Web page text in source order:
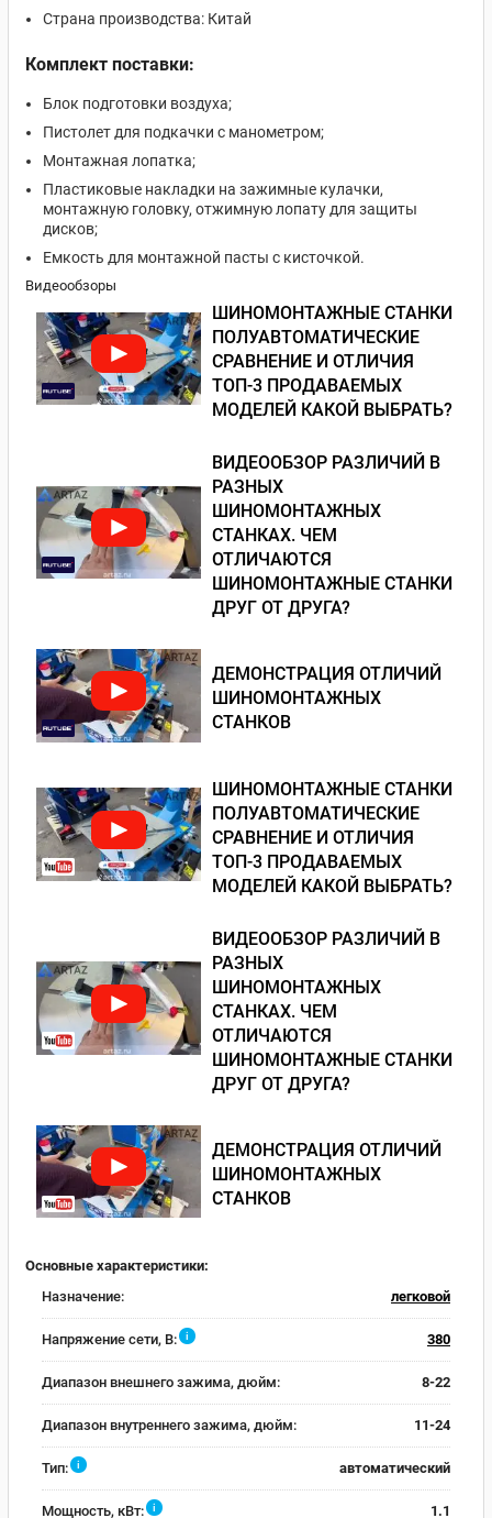
Страна производства: Китай
Комплект поставки:
Блок подготовки воздуха;
Пистолет для подкачки с манометром;
Монтажная лопатка;
Пластиковые накладки на зажимные кулачки,
монтажную головку, отжимную лопату для защиты
дисков;
Емкость для монтажной пасты с кисточкой.
Видеообзоры
ШИНОМОНТАЖНЫЕ СТАНКИ
ПОЛУАВТОМАТИЧЕСКИЕ
СРАВНЕНИЕ И ОТЛИЧИЯ
ТОП-3 ПРОДАВАЕМЫХ
МОДЕЛЕЙ КАКОЙ ВЫБРАТЬ?
ВИДЕООБЗОР РАЗЛИЧИЙ В
РАЗНЫХ
ШИНОМОНТАЖНЫХ
СТАНКАХ. ЧЕМ
ОТЛИЧАЮТСЯ
ШИНОМОНТАЖНЫЕ СТАНКИ
ДРУГ ОТ ДРУГА?
ДЕМОНСТРАЦИЯ ОТЛИЧИЙ
ШИНОМОНТАЖНЫХ
СТАНКОВ
ШИНОМОНТАЖНЫЕ СТАНКИ
ПОЛУАВТОМАТИЧЕСКИЕ
СРАВНЕНИЕ И ОТЛИЧИЯ
ТОП-3 ПРОДАВАЕМЫХ
МОДЕЛЕЙ КАКОЙ ВЫБРАТЬ?
ВИДЕООБЗОР РАЗЛИЧИЙ В
РАЗНЫХ
ШИНОМОНТАЖНЫХ
СТАНКАХ. ЧЕМ
ОТЛИЧАЮТСЯ
ШИНОМОНТАЖНЫЕ СТАНКИ
ДРУГ ОТ ДРУГА?
ДЕМОНСТРАЦИЯ ОТЛИЧИЙ
ШИНОМОНТАЖНЫХ
СТАНКОВ
Основные характеристики:
Назначение:
легковой
Напряжение сети, В: i 380
Диапазон внешнего зажима, дюйм: 8-22
Диапазон внутреннего зажима, дюйм: 11-24
Тип: i автоматический
Мощность, кВт: i 1.1